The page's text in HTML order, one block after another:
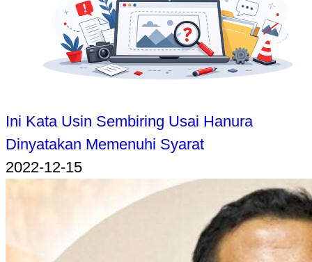
Ini Kata Usin Sembiring Usai Hanura
Dinyatakan Memenuhi Syarat
2022-12-15